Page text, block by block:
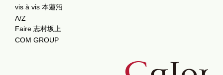
vis à vis 本蓮沼
A/Z
Faire 志村坂上
COM GROUP